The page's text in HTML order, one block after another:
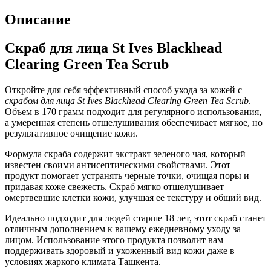
Описание
Скраб для лица St Ives Blackhead
Clearing Green Tea Scrub
Откройте для себя эффективный способ ухода за кожей с
скрабом для лица St Ives Blackhead Clearing Green Tea Scrub.
Объем в 170 грамм подходит для регулярного использования,
а умеренная степень отшелушивания обеспечивает мягкое, но
результативное очищение кожи.
Формула скраба содержит экстракт зеленого чая, который
известен своими антисептическими свойствами. Этот
продукт помогает устранять черные точки, очищая поры и
придавая коже свежесть. Скраб мягко отшелушивает
омертвевшие клетки кожи, улучшая ее текстуру и общий вид.
Идеально подходит для людей старше 18 лет, этот скраб станет
отличным дополнением к вашему ежедневному уходу за
лицом. Использование этого продукта позволит вам
поддерживать здоровый и ухоженный вид кожи даже в
условиях жаркого климата Ташкента.